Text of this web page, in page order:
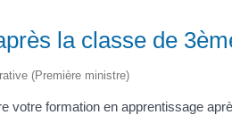
la classe de
(Première ministre)
votre formation en apprentissage